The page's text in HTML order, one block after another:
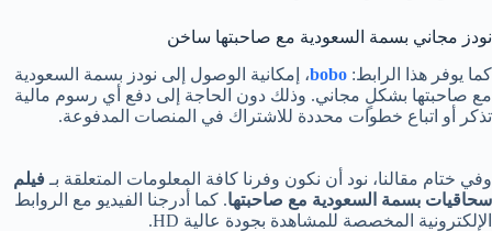
نودز مجاني بسمة السعودية مع صاحبتها ساخن
كما يوفر هذا الرابط: bobo، إمكانية الوصول إلى نودز بسمة السعودية
مع صاحبتها بشكلٍ مجاني. وذلك دون الحاجة إلى دفع أي رسوم مالية
تذكر أو اتباع خطوات محددة للاشتراك في المنصات المدفوعة.
وفي ختام مقالنا، نود أن نكون وفرنا كافة المعلومات المتعلقة بـ فيلم
سحاقيات بسمة السعودية مع صاحبتها. كما أدرجنا الفيديو مع الروابط
الإلكترونية المخصصة للمشاهدة بجودة عالية HD.